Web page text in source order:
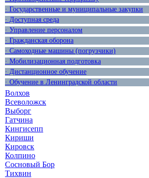
· Государственные и муниципальные закупки
· Доступная среда
· Управление персоналом
· Гражданская оборона
· Самоходные машины (погрузчики)
· Мобилизационная подготовка
· Дистанционное обучение
· Обучение в Ленинградской области
Волхов
Всеволожск
Выборг
Гатчина
Кингисепп
Кириши
Кировск
Колпино
Сосновый Бор
Тихвин